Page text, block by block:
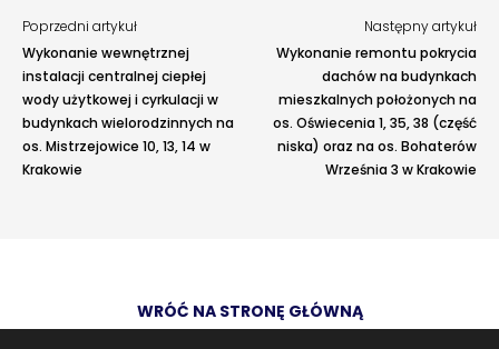
Poprzedni artykuł
Wykonanie wewnętrznej
instalacji centralnej ciepłej
wody użytkowej i cyrkulacji w
budynkach wielorodzinnych na
os. Mistrzejowice 10, 13, 14 w
Krakowie
Następny artykuł
Wykonanie remontu pokrycia
dachów na budynkach
mieszkalnych położonych na
os. Oświecenia 1, 35, 38 (część
niska) oraz na os. Bohaterów
Września 3 w Krakowie
WRÓĆ NA STRONĘ GŁÓWNĄ
Załączniki opcjonalnie